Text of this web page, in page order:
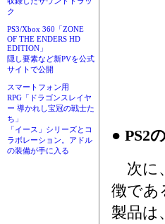
ク
PS3/Xbox 360「ZONE
OF THE ENDERS HD
EDITION」
隠し要素など新PVを公式
サイトで公開
スマートフォン用
RPG「ドラゴンスレイヤ
ー 導かれし宝冠の戦士た
ち」
「イース」シリーズとコ
ラボレーション。アドル
の装備が手に入る
● PS2
次に
徴であ
製品は